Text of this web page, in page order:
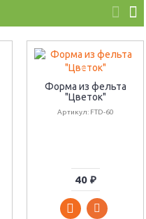
Форма из фельта
"Цветок"
Артикул: FTD-60
40 ₽